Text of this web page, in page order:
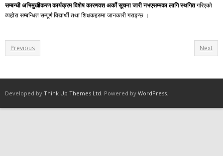
सम्बन्धी अभिमुखीकरण कार्यक्रम विशेष कारणवश अर्काे सूचना जारी नभएसम्मका लागि स्थगितगरिएको
व्यहोरा सम्बन्धित सम्पूर्ण विद्यार्थी तथा शिक्षकहरुमा जानकारी गराइन्छ ।
Previous Next
Developed by Think Up Themes Ltd. Powered by WordPress.